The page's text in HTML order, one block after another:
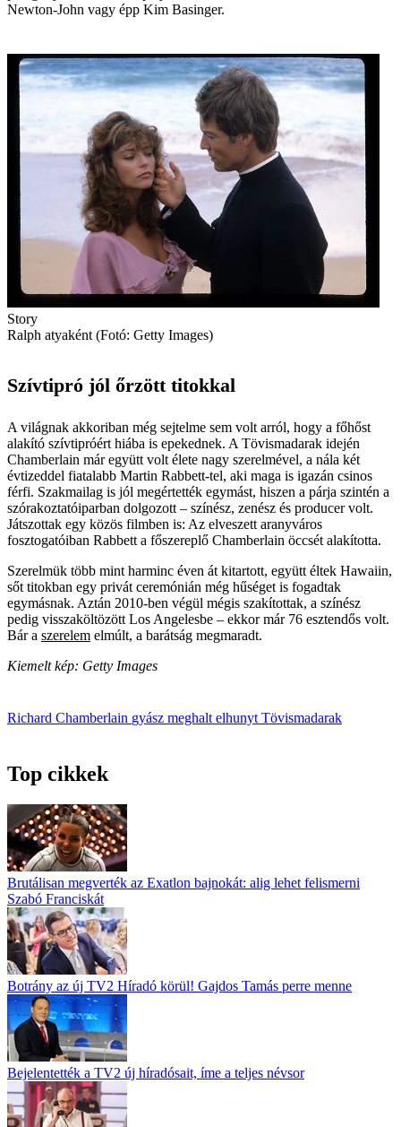
Newton-John vagy épp Kim Basinger.
Story
Ralph atyaként (Fotó: Getty Images)
Szívtipró jól őrzött titokkal
A világnak akkoriban még sejtelme sem volt arról, hogy a főhőst
alakító szívtipróért hiába is epekednek. A Tövismadarak idején
Chamberlain már együtt volt élete nagy szerelmével, a nála két
évtizeddel fiatalabb Martin Rabbett-tel, aki maga is igazán csinos
férfi. Szakmailag is jól megértették egymást, hiszen a párja szintén a
szórakoztatóiparban dolgozott – színész, zenész és producer volt.
Játszottak egy közös filmben is: Az elveszett aranyváros
fosztogatóiban Rabbett a főszereplő Chamberlain öccsét alakította.
Szerelmük több mint harminc éven át kitartott, együtt éltek Hawaiin,
sőt titokban egy privát ceremónián még hűséget is fogadtak
egymásnak. Aztán 2010-ben végül mégis szakítottak, a színész
pedig visszaköltözött Los Angelesbe – ekkor már 76 esztendős volt.
Bár a szerelem elmúlt, a barátság megmaradt.
Kiemelt kép: Getty Images
Richard Chamberlain gyász meghalt elhunyt Tövismadarak
Top cikkek
Brutálisan megverték az Exatlon bajnokát: alig lehet felismerni
Szabó Franciskát
Botrány az új TV2 Híradó körül! Gajdos Tamás perre menne
Bejelentették a TV2 új híradósait, íme a teljes névsor